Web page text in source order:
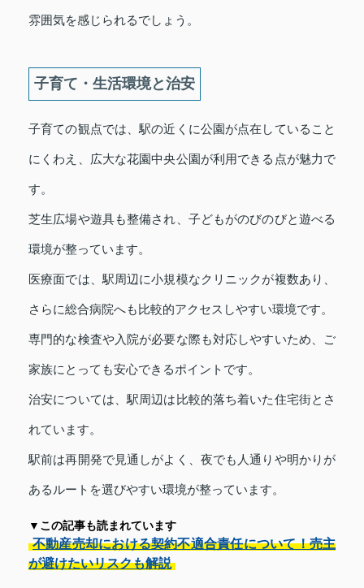
雰囲気を感じられるでしょう。
子育て・生活環境と治安
子育ての観点では、駅の近くに公園が点在していること
にくわえ、広大な花園中央公園が利用できる点が魅力で
す。
芝生広場や遊具も整備され、子どもがのびのびと遊べる
環境が整っています。
医療面では、駅周辺に小規模なクリニックが複数あり、
さらに総合病院へも比較的アクセスしやすい環境です。
専門的な検査や入院が必要な際も対応しやすいため、ご
家族にとっても安心できるポイントです。
治安については、駅周辺は比較的落ち着いた住宅街とさ
れています。
駅前は再開発で見通しがよく、夜でも人通りや明かりが
あるルートを選びやすい環境が整っています。
▼この記事も読まれています
不動産売却における契約不適合責任について！売主
が避けたいリスクも解説